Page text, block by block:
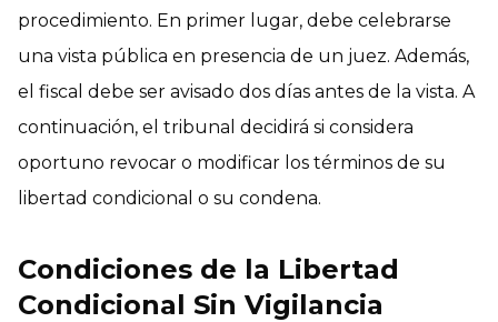
procedimiento. En primer lugar, debe celebrarse
una vista pública en presencia de un juez. Además,
el fiscal debe ser avisado dos días antes de la vista. A
continuación, el tribunal decidirá si considera
oportuno revocar o modificar los términos de su
libertad condicional o su condena.
Condiciones de la Libertad
Condicional Sin Vigilancia